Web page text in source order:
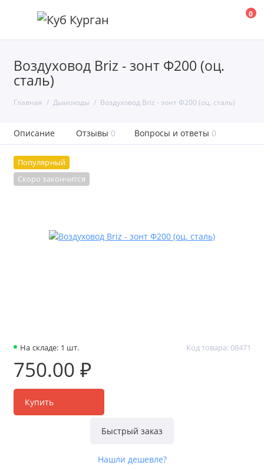
0
Воздуховод Briz - зонт Ф200 (оц.
сталь)
Главная Дымоходы Воздуховод Briz - зонт Ф200 (оц. сталь)
Описание Отзывы 0 Вопросы и ответы 0
Популярный
Скоро закончится
На складе: 1 шт. Код товара: 08471
750.00 ₽
Купить
Быстрый заказ
Нашли дешевле?